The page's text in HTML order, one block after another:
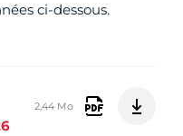
ci-dessous.
2,44 Mo